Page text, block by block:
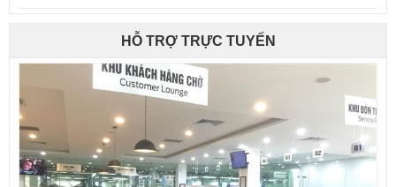
HỖ TRỢ TRỰC TUYẾN